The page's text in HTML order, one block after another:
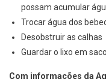
possam acumular
Trocar água dos
Desobstruir as calhas
Guardar o lixo em
Com informações da